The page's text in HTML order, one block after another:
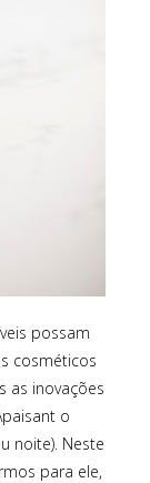
possam
cosméticos
as inovações
o
noite). Neste
para ele,